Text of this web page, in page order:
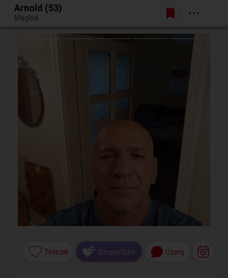
Egy jó randiból bármi lehet.
Belépés
Arnold (53)
Maglód
Tetszik SzuperSzív Üzenj